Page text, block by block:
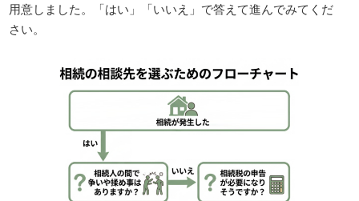
用意しました。「はい」「いいえ」で答えて進んでみてくだ
さい。